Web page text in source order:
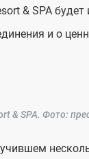
& SPA будет
и о
& SPA. Фото: